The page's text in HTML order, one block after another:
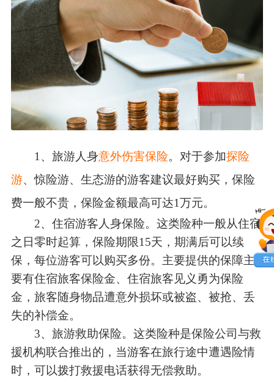
1、旅游人身意外伤害保险。对于参加探险
游、惊险游、生态游的游客建议最好购买，保险
费一般不贵，保险金额最高可达1万元。
2、住宿游客人身保险。这类险种一般从住宿
之日零时起算，保险期限15天，期满后可以续
保，每位游客可以购买多份。主要提供的保障主
要有住宿旅客保险金、住宿旅客见义勇为保险
金，旅客随身物品遭意外损坏或被盗、被抢、丢
失的补偿金。
3、旅游救助保险。这类险种是保险公司与救
援机构联合推出的，当游客在旅行途中遭遇险情
时，可以拨打救援电话获得无偿救助。